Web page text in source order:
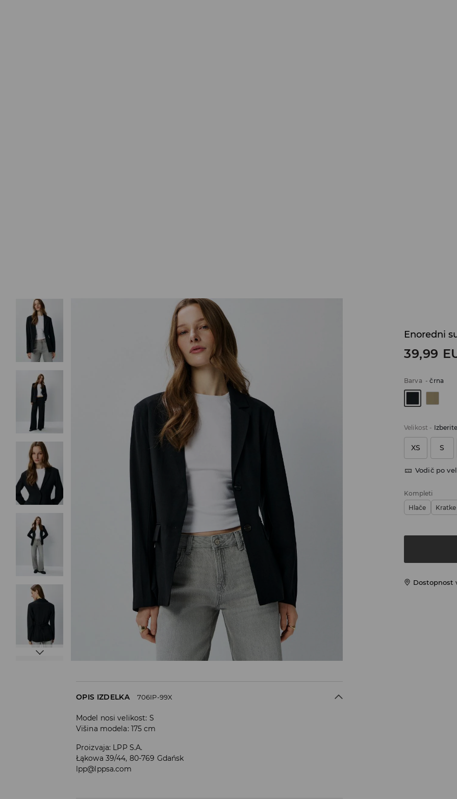
Enoredni
39,99
Barva -črna
Velikost -
XS S
Vodič po
Kompleti
Hlače
Dostopnost
OPIS IZDELKA 706IP-99X
Model nosi velikost: S
Višina modela: 175 cm
Proizvaja: LPP S.A.
Łąkowa 39/44, 80-769 Gdańsk
lpp@lppsa.com